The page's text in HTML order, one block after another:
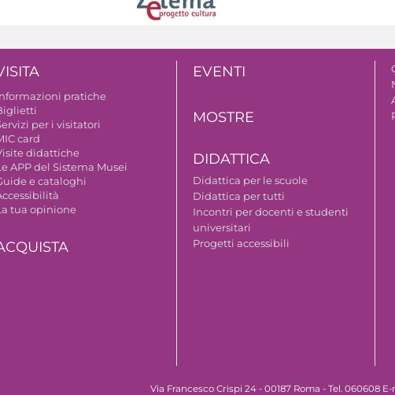
pratiche
per i visitatori
card
didattiche
APP del Sistema Musei
e cataloghi
tua opinione
EVENTI
MOSTRE
DIDATTICA
Didattica per le scuole
Didattica per tutti
Incontri per docenti e studenti
universitari
Progetti accessibili
Via Francesco Crispi 24 - 00187 Roma - Tel. 060608